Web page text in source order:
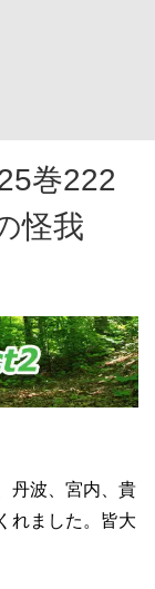
巻222
怪我
丹波、宮内、貴
れました。皆大